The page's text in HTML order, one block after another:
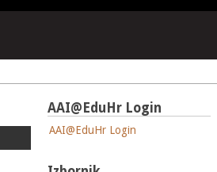
AAI@EduHr Login
AAI@EduHr Login